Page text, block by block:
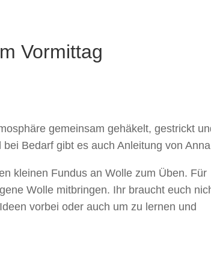
Vormittag
gemeinsam gehäkelt, gestrickt
Bedarf gibt es auch Anleitung von
kleinen Fundus an Wolle zum Üben. Für
Wolle mitbringen. Ihr braucht euch
vorbei oder auch um zu lernen und